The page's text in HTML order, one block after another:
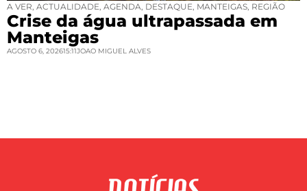
A VER ACTUALIDADE AGENDA DESTAQUE MANTEIGAS REGIÃO
Crise da água ultrapassada em
Manteigas
AGOSTO 6, 202615:11JOAO MIGUEL ALVES